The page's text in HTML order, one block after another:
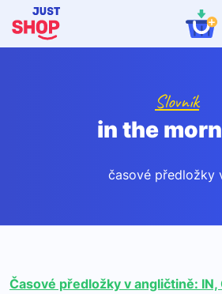
Slovník
in the
časové předložky
Časové předložky v angličtině: IN,